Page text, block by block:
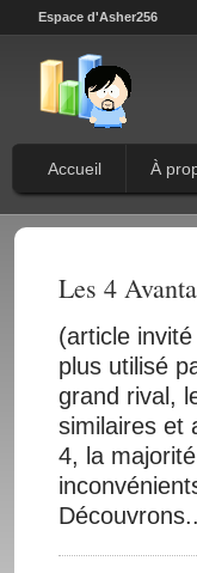
Espace d'Asher256
Accueil À
Les 4
(article
plus utilisé
grand rival,
similaires et
4, la